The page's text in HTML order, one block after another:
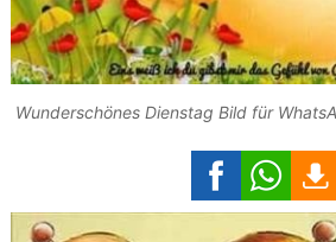
Wunderschönes Dienstag Bild für